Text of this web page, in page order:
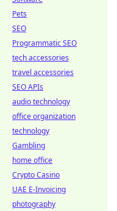
Pets
SEO
Programmatic SEO
tech accessories
travel accessories
SEO APIs
audio technology
office organization
technology
Gambling
home office
Crypto Casino
UAE E-Invoicing
photography